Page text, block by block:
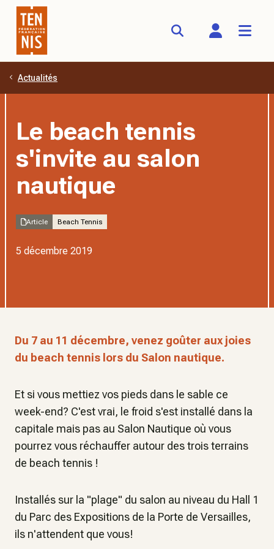
Aller au contenu principal
Actualités
Le beach tennis
s'invite au salon
nautique
Article Beach Tennis
5 décembre 2019
Du 7 au 11 décembre, venez goûter aux joies
du beach tennis lors du Salon nautique.
Et si vous mettiez vos pieds dans le sable ce
week-end? C'est vrai, le froid s'est installé dans la
capitale mais pas au Salon Nautique où vous
pourrez vous réchauffer autour des trois terrains
de beach tennis !
Installés sur la "plage" du salon au niveau du Hall 1
du Parc des Expositions de la Porte de Versailles,
ils n'attendent que vous!